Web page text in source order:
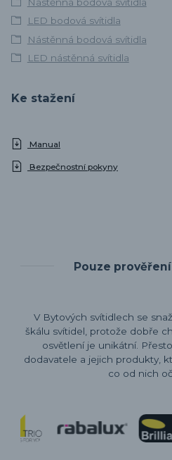
LED bodová svítidla
Nástěnná bodová svítidla
LED nástěnná svítidla
Ke stažení
Manual
Bezpečnostní pokyny
Pouze
V Bytových svítidlech se
škálu svítidel, protože dobře
osvětlení je unikátní.
dodavatele a jejich produkty,
co od nich